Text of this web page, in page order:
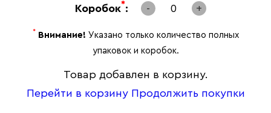
Коробок*: - 0 +
* Внимание! Указано только количество полных
упаковок и коробок.
Товар добавлен в корзину.
Перейти в корзину Продолжить покупки